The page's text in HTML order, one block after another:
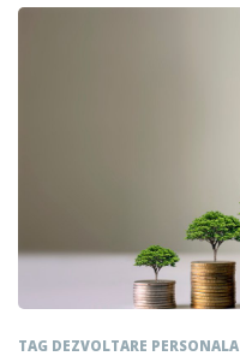
TAG DEZVOLTARE PERSONALA